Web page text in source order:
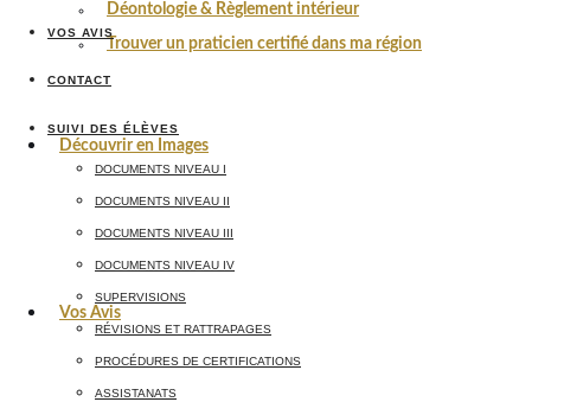
Déontologie & Règlement intérieur
Trouver un praticien certifié dans ma région
Découvrir en Images
Vos Avis
VOS AVIS
CONTACT
SUIVI DES ÉLÈVES
DOCUMENTS NIVEAU I
DOCUMENTS NIVEAU II
DOCUMENTS NIVEAU III
DOCUMENTS NIVEAU IV
SUPERVISIONS
RÉVISIONS ET RATTRAPAGES
PROCÉDURES DE CERTIFICATIONS
ASSISTANATS